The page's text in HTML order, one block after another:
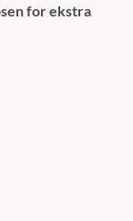
for ekstra